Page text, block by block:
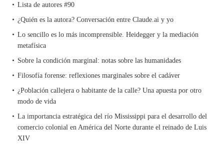
Lista de autores #90
¿Quién es la autora? Conversación entre Claude.ai y yo
Lo sencillo es lo más incomprensible. Heidegger y la mediación
metafísica
Sobre la condición marginal: notas sobre las humanidades
Filosofía forense: reflexiones marginales sobre el cadáver
¿Población callejera o habitante de la calle? Una apuesta por otro
modo de vida
La importancia estratégica del río Mississippi para el desarrollo del
comercio colonial en América del Norte durante el reinado de Luis
XIV